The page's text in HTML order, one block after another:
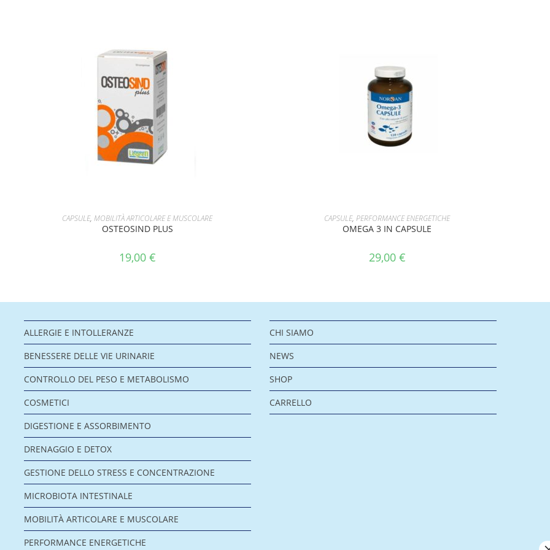
AGGIUNGI AL CARRELLO
CAPSULE,MOBILITÀ ARTICOLARE E MUSCOLARE
OSTEOSIND PLUS
19,00 €
AGGIUNGI AL CARRELLO
CAPSULE,PERFORMANCE ENERGETICHE
OMEGA 3 IN CAPSULE
29,00 €
ALLERGIE E INTOLLERANZE
BENESSERE DELLE VIE URINARIE
CONTROLLO DEL PESO E METABOLISMO
COSMETICI
DIGESTIONE E ASSORBIMENTO
DRENAGGIO E DETOX
GESTIONE DELLO STRESS E CONCENTRAZIONE
MICROBIOTA INTESTINALE
MOBILITÀ ARTICOLARE E MUSCOLARE
PERFORMANCE ENERGETICHE
CHI SIAMO
NEWS
SHOP
CARRELLO